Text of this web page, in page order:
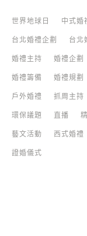
世界地球日 中式婚
台北婚禮企劃
台北
婚禮主持
婚禮企劃
婚禮籌備
婚禮規劃
戶外婚禮
抓周主持
環保議題
直播
藝文活動
西式婚禮
證婚儀式